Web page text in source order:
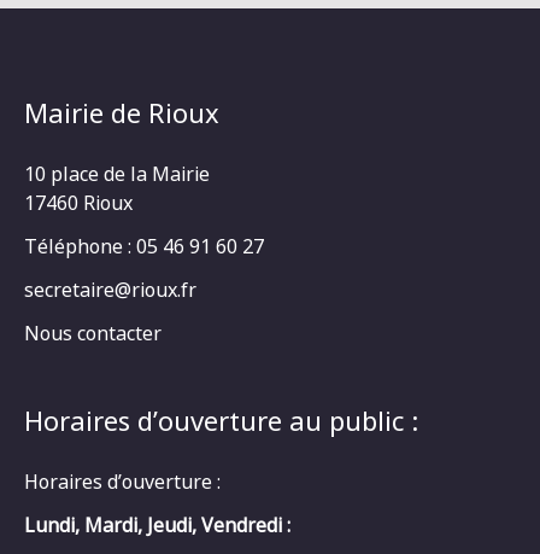
Mairie de Rioux
10 place de la Mairie
17460 Rioux
Téléphone : 05 46 91 60 27
secretaire@rioux.fr
Nous contacter
Horaires d’ouverture au public :
Horaires d’ouverture :
Lundi, Mardi, Jeudi, Vendredi :